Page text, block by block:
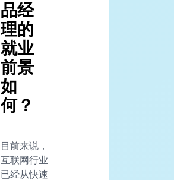
品经
理的
就业
前景
如
何？
目前来说，
互联网行业
已经从快速